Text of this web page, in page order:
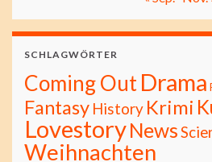
SCHLAGWÖRTER
Coming OutDrama
Fantasy History Krimi
LovestoryNews
Weihnachten